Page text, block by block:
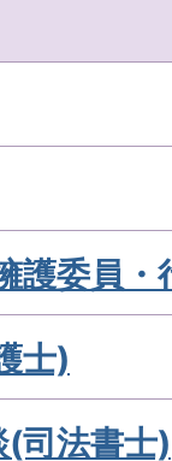
護委員・
士)
司法書士)